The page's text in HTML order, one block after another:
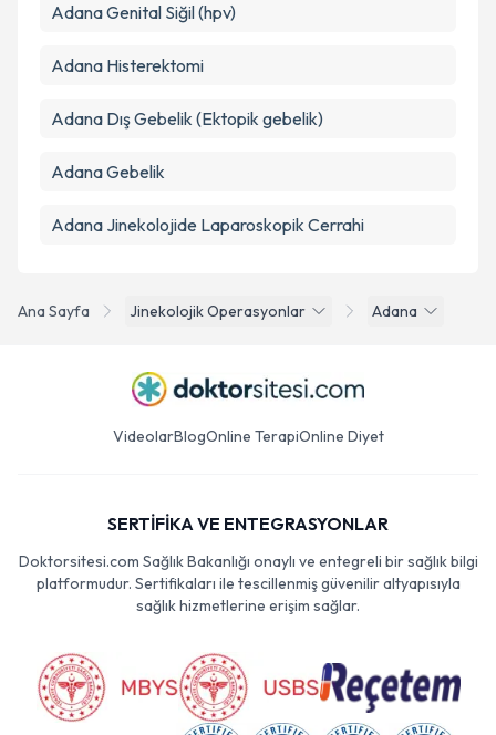
Ana Sayfa Jinekolojik Operasyonlar Adana
Adana Genital Siğil (hpv)
Adana Histerektomi
Adana Dış Gebelik (Ektopik gebelik)
Adana Gebelik
Adana Jinekolojide Laparoskopik Cerrahi
VideolarBlogOnline TerapiOnline Diyet
SERTİFİKA VE ENTEGRASYONLAR
Doktorsitesi.com Sağlık Bakanlığı onaylı ve entegreli bir sağlık bilgi
platformudur. Sertifikaları ile tescillenmiş güvenilir altyapısıyla
sağlık hizmetlerine erişim sağlar.